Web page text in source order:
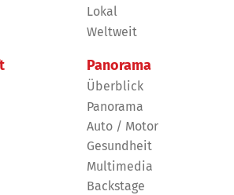
Lokal
Weltweit
Panorama
Überblick
Panorama
Auto / Motor
Gesundheit
Multimedia
Backstage